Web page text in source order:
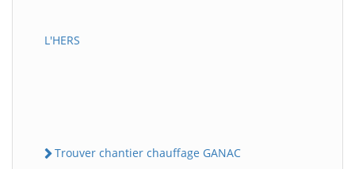
L'HERS
Trouver chantier chauffage GANAC